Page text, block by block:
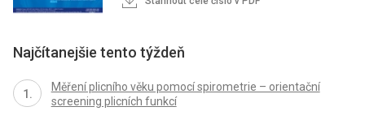
Najčítanejšie tento týždeň
Měření plicního věku pomocí spirometrie – orientační
screening plicních funkcí